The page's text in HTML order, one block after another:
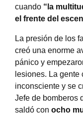
cuando “la
el frente del
La presión de los
creó una enorme
pánico y
lesiones. La
inconsciente y se
Jefe de bomberos
saldó con ocho